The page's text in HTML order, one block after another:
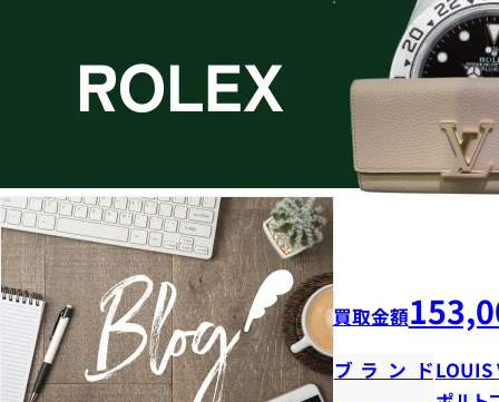
買取金額
ブランドLOUIS